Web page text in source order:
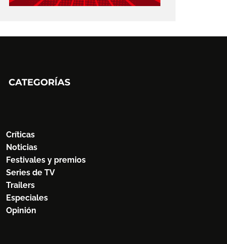
CATEGORÍAS
Críticas
Noticias
Festivales y premios
Series de TV
Trailers
Especiales
Opinión